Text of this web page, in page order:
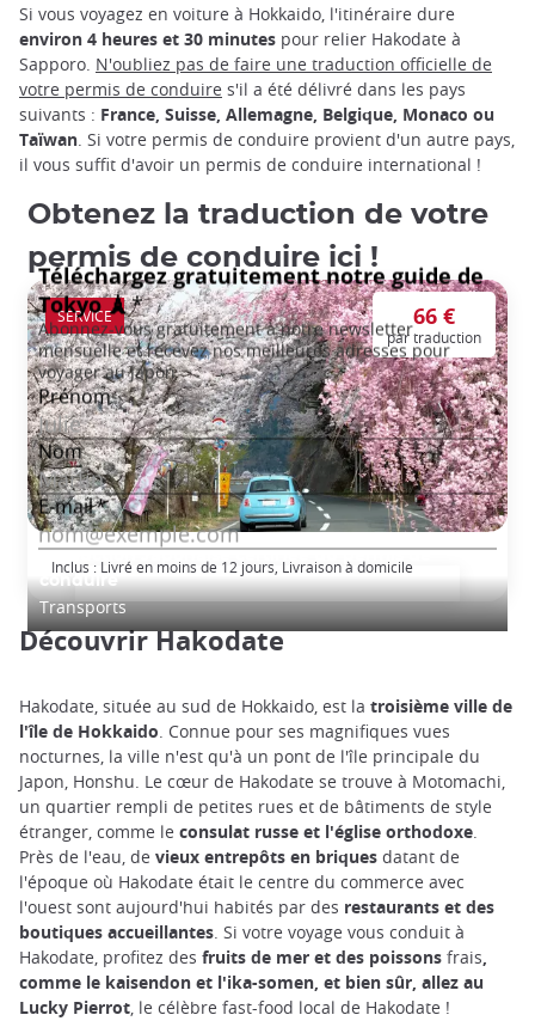
Si vous voyagez en voiture à Hokkaido, l'itinéraire dure
environ 4 heures et 30 minutes pour relier Hakodate à
Sapporo. N'oubliez pas de faire une traduction officielle de
votre permis de conduire s'il a été délivré dans les pays
suivants : France, Suisse, Allemagne, Belgique, Monaco ou
Taïwan . Si votre permis de conduire provient d'un autre pays,
il vous suffit d'avoir un permis de conduire international !
Obtenez la traduction de votre
permis de conduire ici !
conduire
Transports
66 €
par traduction
Inclus : Livré en moins de 12 jours, Livraison à domicile
SERVICE
Découvrir Hakodate
Hakodate, située au sud de Hokkaido, est la troisième ville de
l'île de Hokkaido. Connue pour ses magnifiques vues
nocturnes, la ville n'est qu'à un pont de l'île principale du
Japon, Honshu. Le cœur de Hakodate se trouve à Motomachi,
un quartier rempli de petites rues et de bâtiments de style
étranger, comme le consulat russe et l'église orthodoxe.
Près de l'eau, de vieux entrepôts en briques datant de
l'époque où Hakodate était le centre du commerce avec
l'ouest sont aujourd'hui habités par des restaurants et des
boutiques accueillantes. Si votre voyage vous conduit à
Hakodate, profitez des fruits de mer et des poissons frais,
comme le kaisendon et l'ika-somen, et bien sûr, allez au
Lucky Pierrot, le célèbre fast-food local de Hakodate !